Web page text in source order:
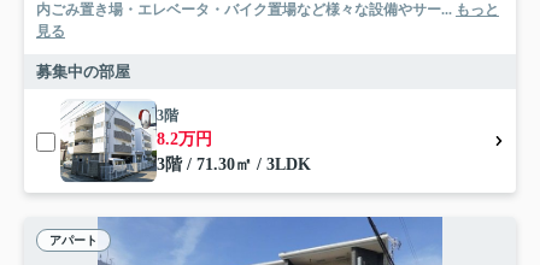
内ごみ置き場・エレベータ・バイク置場など様々な設備やサー... もっと
見る
募集中の部屋
3階
8.2万円
3階 / 71.30㎡ / 3LDK
アパート